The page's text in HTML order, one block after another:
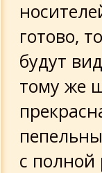
готово,
будут
тому же
с полной